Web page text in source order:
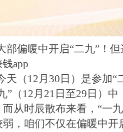
部偏暖中开启“二九”！
app
天（12月30日）是参加“
”（12月21日至29日）
从时辰散布来看，“一
，咱们不仅在偏暖中开